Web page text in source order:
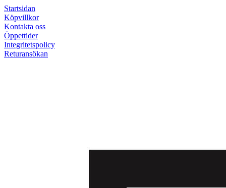
Startsidan
Köpvillkor
Kontakta oss
Öppettider
Integritetspolicy
Returansökan